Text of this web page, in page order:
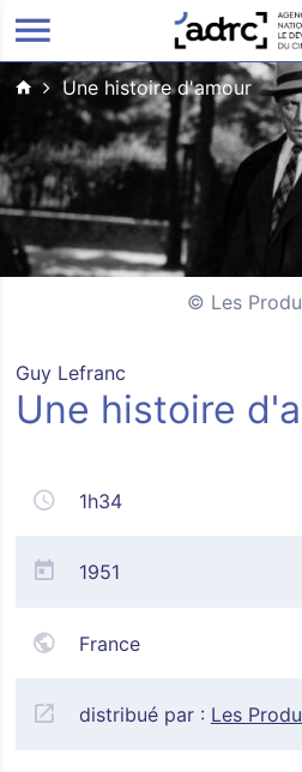
ALLER AU
Une histoire d'amour
Les
Guy Lefranc
Une histoire
1h34
1951
France
distribué par : Les